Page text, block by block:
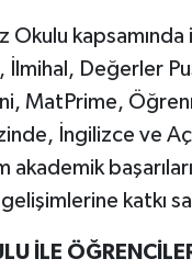
Okulu
İlmihal, Değerler
MatPrime,
İngilizce ve
akademik
katkı
İLE